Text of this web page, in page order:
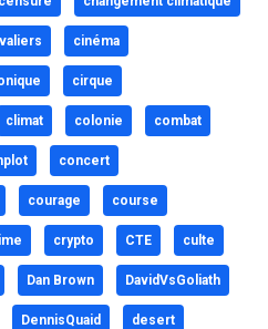
cinéma
cirque
climat colonie combat
concert
courage course
crypto CTE culte
Dan Brown DavidVsGoliath
DennisQuaid desert